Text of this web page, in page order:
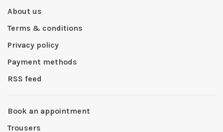
About us
Terms & conditions
Privacy policy
Payment methods
RSS feed
Book an appointment
Trousers